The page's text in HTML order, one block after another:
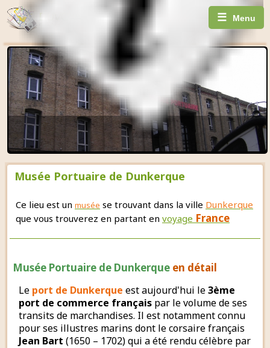
☰ Menu
Musée Portuaire de Dunkerque
Ce lieu est un musée se trouvant dans la ville Dunkerque
que vous trouverez en partant en voyage France
Musée Portuaire de Dunkerque en détail
Le port de Dunkerque est aujourd'hui le3ème
port de commerce français par le volume de ses
transits de marchandises. Il est notamment connu
pour ses illustres marins dont le corsaire français
Jean Bart (1650 – 1702) qui a été rendu célèbre par